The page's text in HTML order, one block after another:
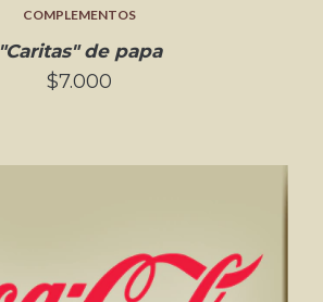
COMPLEMENTOS
"Caritas" de papa
$7.000